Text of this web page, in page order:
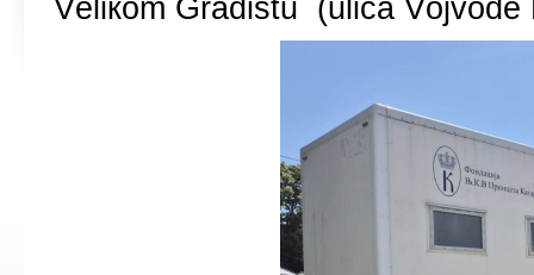
Vеliкоm Grаdištu (ulicа